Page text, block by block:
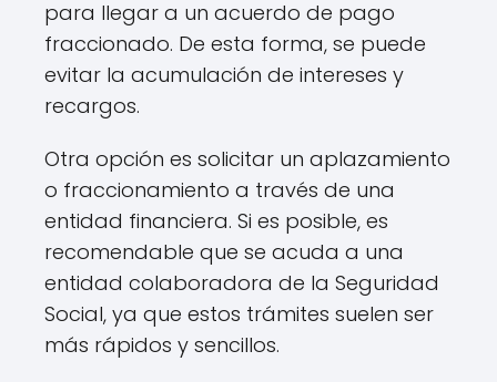
para llegar a un acuerdo de pago
fraccionado. De esta forma, se puede
evitar la acumulación de intereses y
recargos.
Otra opción es solicitar un aplazamiento
o fraccionamiento a través de una
entidad financiera. Si es posible, es
recomendable que se acuda a una
entidad colaboradora de la Seguridad
Social, ya que estos trámites suelen ser
más rápidos y sencillos.